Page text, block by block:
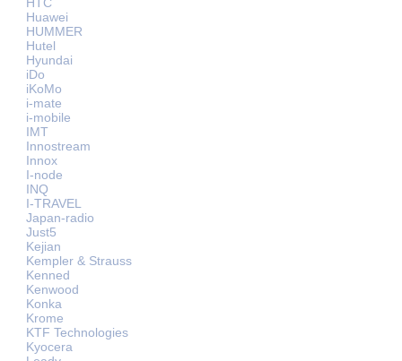
Huawei
HUMMER
Hutel
Hyundai
iDo
iKoMo
i-mate
i-mobile
IMT
Innostream
Innox
I-node
INQ
I-TRAVEL
Japan-radio
Just5
Kejian
Kempler & Strauss
Kenned
Kenwood
Konka
Krome
KTF Technologies
Kyocera